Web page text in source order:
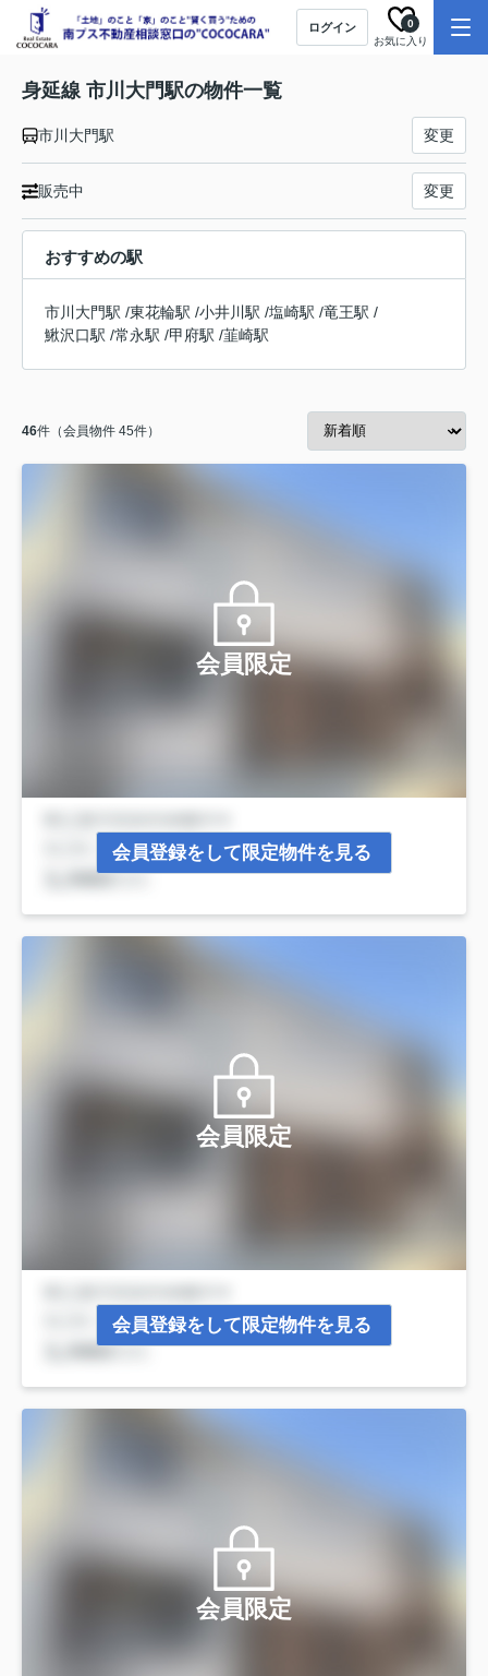
ログイン
お気に入り
0
身延線 市川大門駅の物件一覧
市川大門駅 変更
販売中 変更
おすすめの駅
市川大門駅 /東花輪駅 /小井川駅 /塩崎駅 /竜王駅 /
鰍沢口駅 /常永駅 /甲府駅 /韮崎駅
46件（会員物件 45件）
会員限定
会員登録をして限定物件を見る
会員限定
会員登録をして限定物件を見る
会員限定